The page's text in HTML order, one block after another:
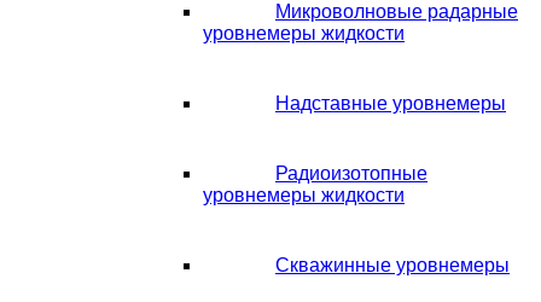
Микроволновые радарные
уровнемеры жидкости
Надставные уровнемеры
Радиоизотопные
уровнемеры жидкости
Скважинные уровнемеры